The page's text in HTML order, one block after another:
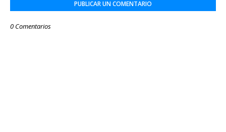
PUBLICAR UN COMENTARIO
0 Comentarios